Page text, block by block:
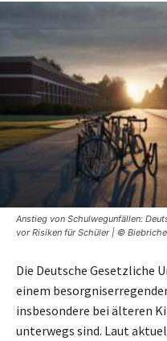
Anstieg von Schulwegunfällen:
vor Risiken für Schüler | ©
Die Deutsche Gesetzliche
einem
insbesondere bei älteren
unterwegs sind. Laut